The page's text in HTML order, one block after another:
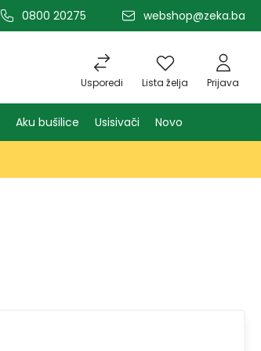
0800 20275 webshop@zeka.ba
Usporedi Lista želja Prijava
Aku bušilice Usisivači Novo